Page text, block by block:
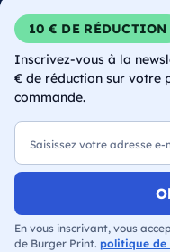
10 € DE RÉDUCTION
Inscrivez-vous à la
€ de réduction sur votre
commande.
E-mail
En vous inscrivant, vous
de Burger Print. politique de